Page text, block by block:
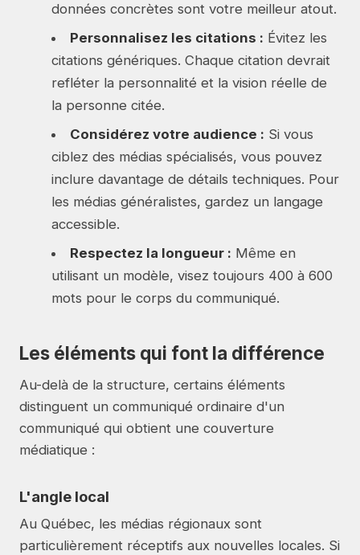
données concrètes sont votre meilleur atout.
Personnalisez les citations : Évitez les
citations génériques. Chaque citation devrait
refléter la personnalité et la vision réelle de
la personne citée.
Considérez votre audience : Si vous
ciblez des médias spécialisés, vous pouvez
inclure davantage de détails techniques. Pour
les médias généralistes, gardez un langage
accessible.
Respectez la longueur : Même en
utilisant un modèle, visez toujours 400 à 600
mots pour le corps du communiqué.
Les éléments qui font la différence
Au-delà de la structure, certains éléments
distinguent un communiqué ordinaire d'un
communiqué qui obtient une couverture
médiatique :
L'angle local
Au Québec, les médias régionaux sont
particulièrement réceptifs aux nouvelles locales. Si